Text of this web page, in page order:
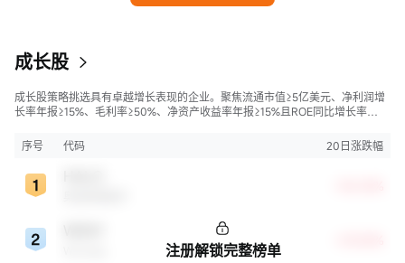
成长股
成长股策略挑选具有卓越增长表现的企业。聚焦流通市值≥5亿美元、净利润增
长率年报≥15%、毛利率≥50%、净资产收益率年报≥15%且ROE同比增长率
序号
代码 20日涨跌幅
注册解锁完整榜单